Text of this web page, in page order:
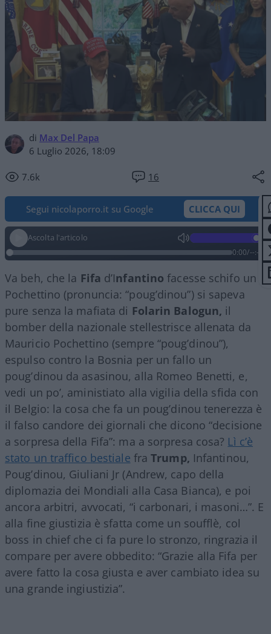
di Max Del Papa
6 Luglio 2026, 18:09
7.6k 16
Segui nicolaporro.it su Google CLICCA QUI
Ascolta l'articolo
0:00/--:--
Va beh, che la Fifa d’Infantino facesse schifo un
Pochettino (pronuncia: “poug’dinou”) si sapeva
pure senza la mafiata di Folarin Balogun, il
bomber della nazionale stellestrisce allenata da
Mauricio Pochettino (sempre “poug’dinou”),
espulso contro la Bosnia per un fallo un
poug’dinou da asasinou, alla Romeo Benetti, e,
vedi un po’, aministiato alla vigilia della sfida con
il Belgio: la cosa che fa un poug’dinou tenerezza è
il falso candore dei giornali che dicono “decisione
a sorpresa della Fifa”: ma a sorpresa cosa? Lì c’è
stato un traffico bestiale fraTrump, Infantinou,
Poug’dinou, Giuliani Jr (Andrew, capo della
diplomazia dei Mondiali alla Casa Bianca), e poi
ancora arbitri, avvocati, “i carbonari, i masoni…”. E
alla fine giustizia è sfatta come un soufflè, col
boss in chief che ci fa pure lo stronzo, ringrazia il
compare per avere obbedito: “Grazie alla Fifa per
avere fatto la cosa giusta e aver cambiato idea su
una grande ingiustizia”.